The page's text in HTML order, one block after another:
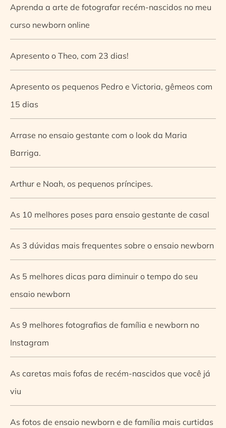
Aprenda a arte de fotografar recém-nascidos no meu
curso newborn online
Apresento o Theo, com 23 dias!
Apresento os pequenos Pedro e Victoria, gêmeos com
15 dias
Arrase no ensaio gestante com o look da Maria
Barriga.
Arthur e Noah, os pequenos príncipes.
As 10 melhores poses para ensaio gestante de casal
As 3 dúvidas mais frequentes sobre o ensaio newborn
As 5 melhores dicas para diminuir o tempo do seu
ensaio newborn
As 9 melhores fotografias de família e newborn no
Instagram
As caretas mais fofas de recém-nascidos que você já
viu
As fotos de ensaio newborn e de família mais curtidas